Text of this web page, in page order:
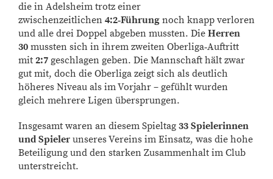
die in Adelsheim trotz einer
zwischenzeitlichen 4:2‑Führung noch knapp verloren
und alle drei Doppel abgeben mussten. Die Herren
30 mussten sich in ihrem zweiten Oberliga‑Auftritt
mit 2:7 geschlagen geben. Die Mannschaft hält zwar
gut mit, doch die Oberliga zeigt sich als deutlich
höheres Niveau als im Vorjahr – gefühlt wurden
gleich mehrere Ligen übersprungen.
Insgesamt waren an diesem Spieltag 33 Spielerinnen
und Spieler unseres Vereins im Einsatz, was die hohe
Beteiligung und den starken Zusammenhalt im Club
unterstreicht.